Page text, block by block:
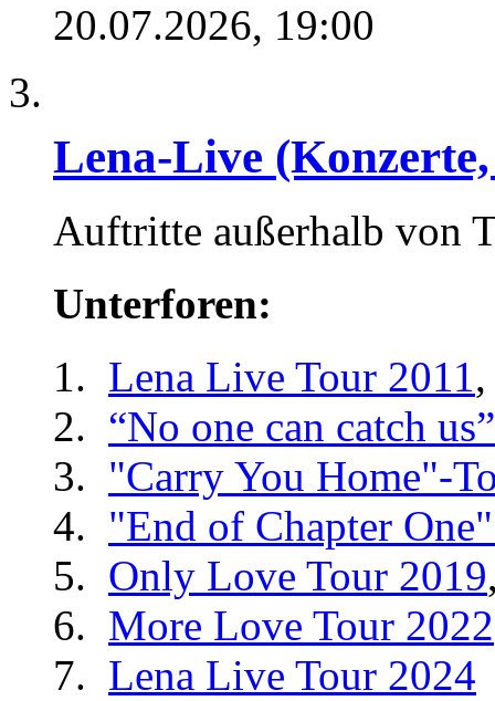
20.07.2026, 19:00
Lena-Live
Auftritte außerhalb von
Unterforen:
Lena Live Tour 2011,
“No one can catch
"Carry You Home"-
"End of Chapter
Only Love Tour 2019
More Love Tour 2022
Lena Live Tour 2024